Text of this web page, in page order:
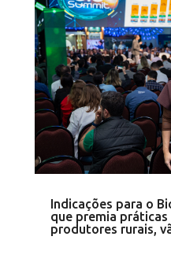
Indicações para o
que premia
produtores rurais,